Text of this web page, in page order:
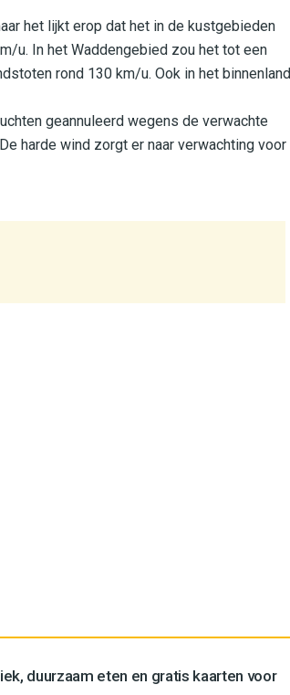
het lijkt erop dat het in de kustgebieden
u. In het Waddengebied zou het tot een
rond 130 km/u. Ook in het binnenland
geannuleerd wegens de verwachte
harde wind zorgt er naar verwachting voor
duurzaam eten en gratis kaarten voor